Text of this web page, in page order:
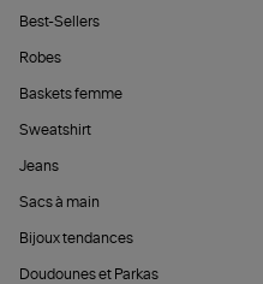
Best-Sellers
Robes
Baskets femme
Sweatshirt
Jeans
Sacs à main
Bijoux tendances
Doudounes et Parkas